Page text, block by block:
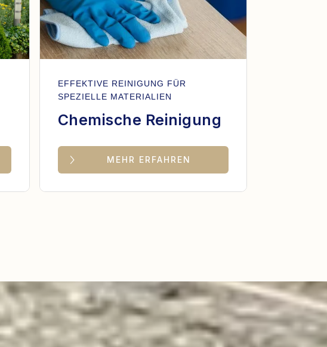
EFFEKTIVE REINIGUNG FÜR
SPEZIELLE MATERIALIEN
Chemische Reinigung
MEHR ERFAHREN